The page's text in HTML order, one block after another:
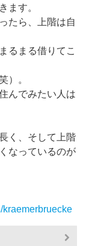
ます。
たら、上階は自
るまる借りてこ
）。
んでみたい人は
く、そして上階
なっているのが
kraemerbruecke